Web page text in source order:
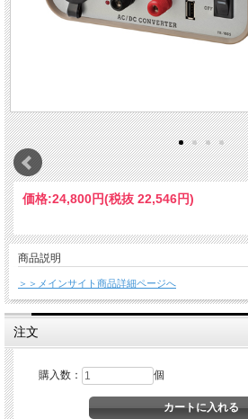
価格:24,800円(税抜 22,546円)
商品説明
＞＞メインサイト商品詳細ページへ
注文
購入数： 個